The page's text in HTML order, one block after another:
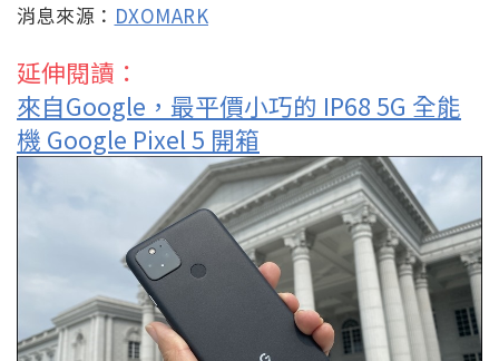
消息來源： DXOMARK
延伸閱讀：
來自Google，最平價小巧的 IP68 5G 全能
機 Google Pixel 5 開箱